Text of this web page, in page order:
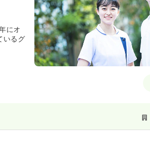
にオ
いるグ